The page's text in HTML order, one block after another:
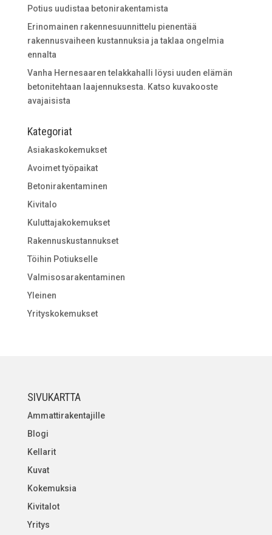
Potius uudistaa betonirakentamista
Erinomainen rakennesuunnittelu pienentää
rakennusvaiheen kustannuksia ja taklaa ongelmia
ennalta
Vanha Hernesaaren telakkahalli löysi uuden elämän
betonitehtaan laajennuksesta. Katso kuvakooste
avajaisista
Kategoriat
Asiakaskokemukset
Avoimet työpaikat
Betonirakentaminen
Kivitalo
Kuluttajakokemukset
Rakennuskustannukset
Töihin Potiukselle
Valmisosarakentaminen
Yleinen
Yrityskokemukset
SIVUKARTTA
Ammattirakentajille
Blogi
Kellarit
Kuvat
Kokemuksia
Kivitalot
Yritys